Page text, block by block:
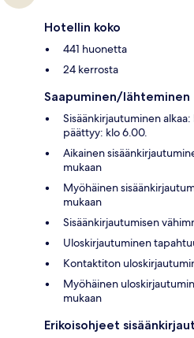
Hotellin koko
441 huonetta
24 kerrosta
Saapuminen/lähteminen
Sisäänkirjautuminen
päättyy: klo 6.00.
Aikainen
mukaan
Myöhäinen
mukaan
Sisäänkirjautumisen
Uloskirjautuminen
Kontaktiton
Myöhäinen
mukaan
Erikoisohjeet